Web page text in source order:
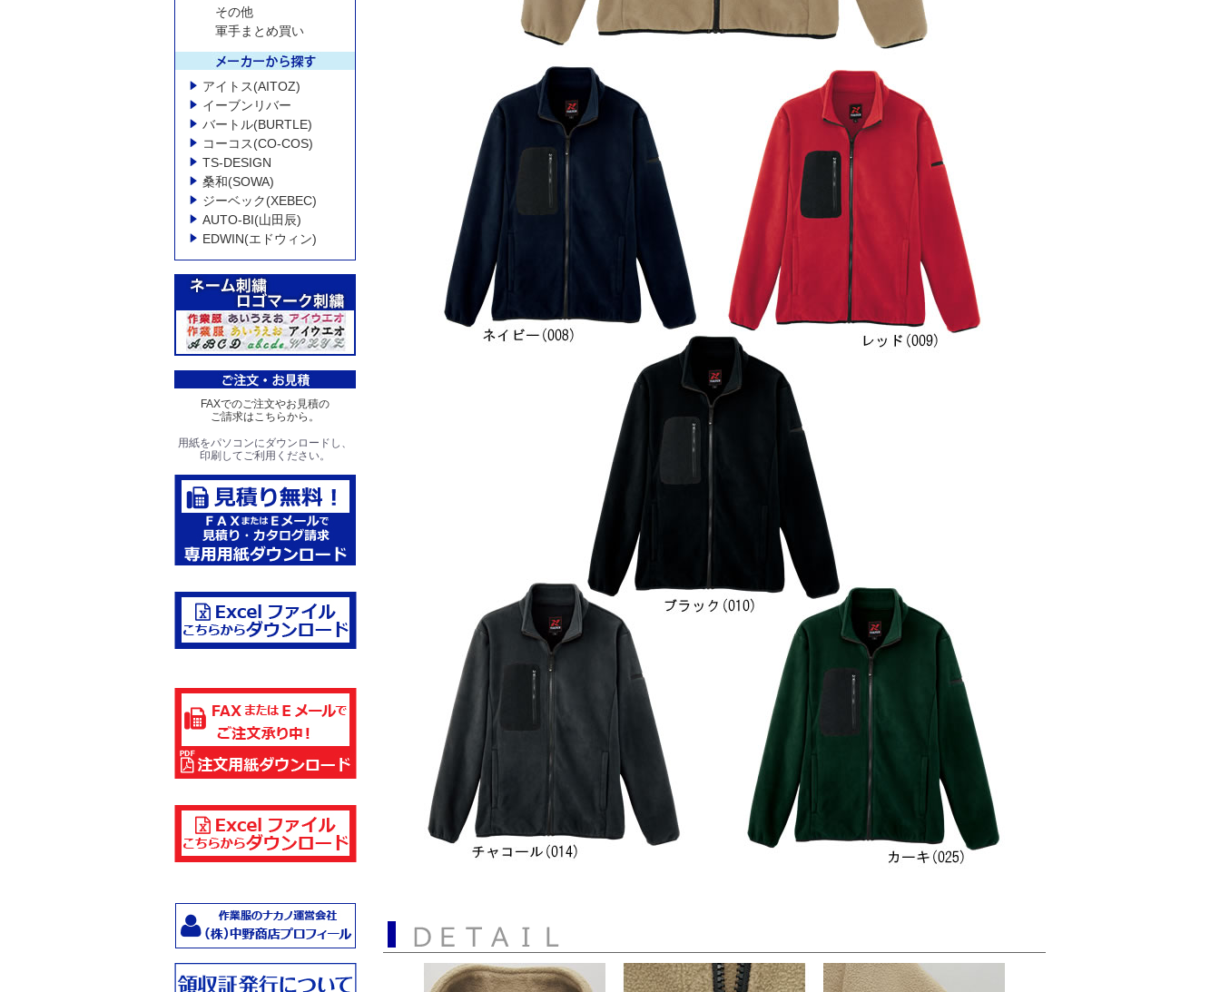
その他
軍手まとめ買い
アイトス(AITOZ)
イーブンリバー
バートル(BURTLE)
コーコス(CO-COS)
TS-DESIGN
桑和(SOWA)
ジーベック(XEBEC)
AUTO-BI(山田辰)
EDWIN(エドウィン)
FAXでのご注文やお見積の
ご請求はこちらから。
用紙をパソコンにダウンロードし、
印刷してご利用ください。